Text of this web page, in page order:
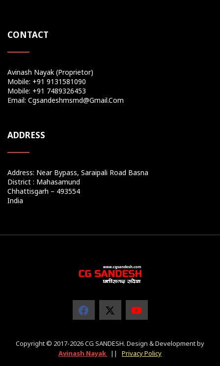
CONTACT
Avinash Nayak (Proprietor)
Mobile: +91 9131581090
Mobile: +91 7489326453
Email: Cgsandeshmsmd@gmail.com
ADDRESS
Address: Near Bypass, Saraipali Road Basna
District : Mahasamund
Chhattisgarh – 493554
India
Copyright © 2017-2026 CG SANDESH. Design & Development by
Avinash Nayak
|| Privacy Policy